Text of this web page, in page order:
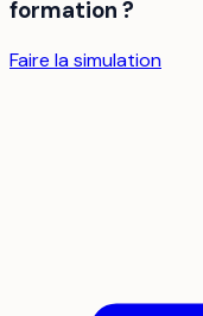
formation ?
Faire la simulation